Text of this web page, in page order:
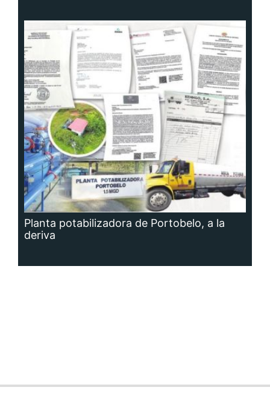
Planta potabilizadora de Portobelo, a la
deriva